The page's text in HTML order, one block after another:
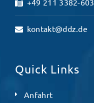
+49 211 3382-603
kontakt@ddz.de
Quick Links
Anfahrt